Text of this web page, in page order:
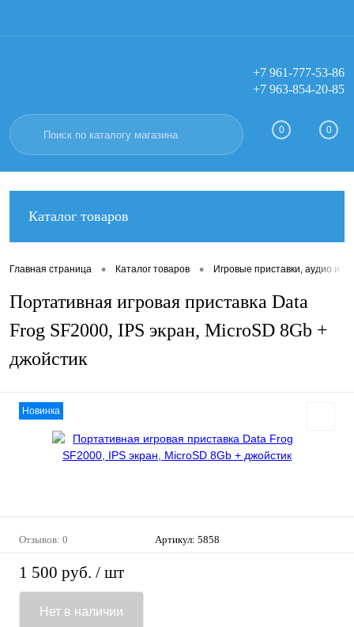
Вход Регистрация
+7 961-777-53-86
+7 963-854-20-85
0 0
Каталог товаров
Главная страница • Каталог товаров • Игровые приставки, аудио и тв
Портативная игровая приставка Data
Frog SF2000, IPS экран, MicroSD 8Gb +
джойстик
Новинка
Отзывов: 0 Артикул: 5858
1 500 руб. / шт
Нет в наличии